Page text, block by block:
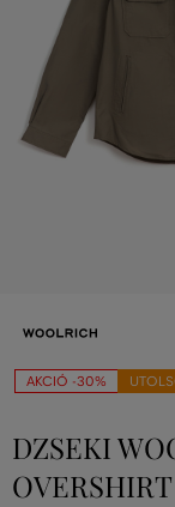
AKCIÓ -30%
DZSEKI